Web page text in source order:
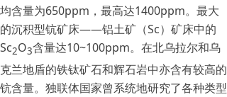
均含量为650ppm，最高达1400ppm。最大
的沉积型钪矿床——铝土矿（Sc）矿床中的
Sc2O3含量达10~100ppm。在北乌拉尔和乌
克兰地盾的铁钛矿石和辉石岩中亦含有较高的
钪含量。独联体国家曾系统地研究了各种类型